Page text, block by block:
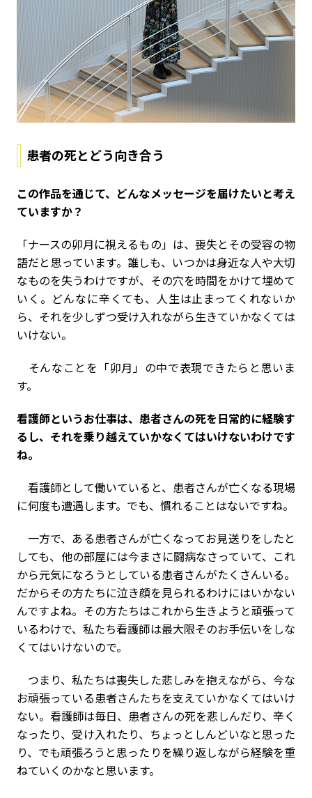
患者の死とどう向き合う
――この作品を通じて、どんなメッセージを届けたいと考え
ていますか？
「ナースの卯月に視えるもの」は、喪失とその受容の物
語だと思っています。誰しも、いつかは身近な人や大切
なものを失うわけですが、その穴を時間をかけて埋めて
いく。どんなに辛くても、人生は止まってくれないか
ら、それを少しずつ受け入れながら生きていかなくては
いけない。
そんなことを「卯月」の中で表現できたらと思いま
す。
――看護師というお仕事は、患者さんの死を日常的に経験す
るし、それを乗り越えていかなくてはいけないわけです
ね。
看護師として働いていると、患者さんが亡くなる現場
に何度も遭遇します。でも、慣れることはないですね。
一方で、ある患者さんが亡くなってお見送りをしたと
しても、他の部屋には今まさに闘病なさっていて、これ
から元気になろうとしている患者さんがたくさんいる。
だからその方たちに泣き顔を見られるわけにはいかない
んですよね。その方たちはこれから生きようと頑張って
いるわけで、私たち看護師は最大限そのお手伝いをしな
くてはいけないので。
つまり、私たちは喪失した悲しみを抱えながら、今な
お頑張っている患者さんたちを支えていかなくてはいけ
ない。看護師は毎日、患者さんの死を悲しんだり、辛く
なったり、受け入れたり、ちょっとしんどいなと思った
り、でも頑張ろうと思ったりを繰り返しながら経験を重
ねていくのかなと思います。